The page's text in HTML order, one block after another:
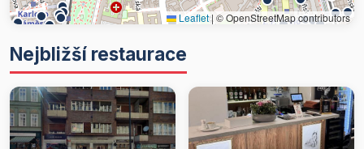
Leaflet| © OpenStreetMap contributors
Nejbližší restaurace